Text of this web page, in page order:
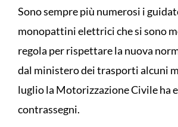
Sono sempre più numerosi i
monopattini elettrici che si sono
regola per rispettare la nuova
dal ministero dei trasporti alcuni
luglio la Motorizzazione Civile ha
contrassegni.